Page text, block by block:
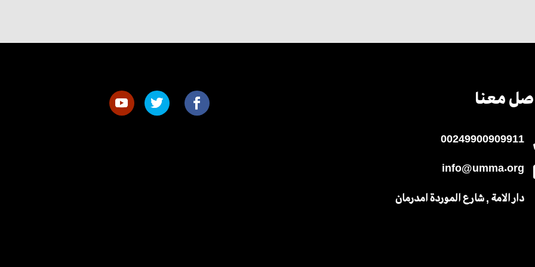
معنا
00249900909911
info@umma.org
دار الامة , شارع الموردة امدرمان